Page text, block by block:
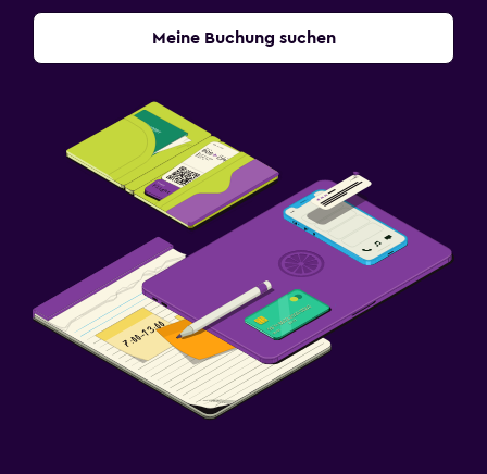
Meine Buchung suchen